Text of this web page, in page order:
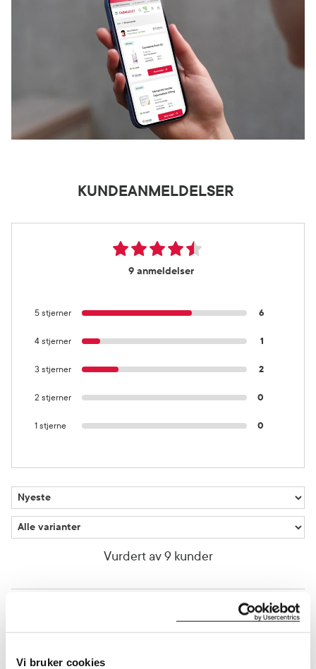
Vi bruker cookies
KUNDEANMELDELSER
9 anmeldelser
5 stjerner 6
4 stjerner 1
3 stjerner 2
2 stjerner 0
1 stjerne 0
Vurdert av 9 kunder